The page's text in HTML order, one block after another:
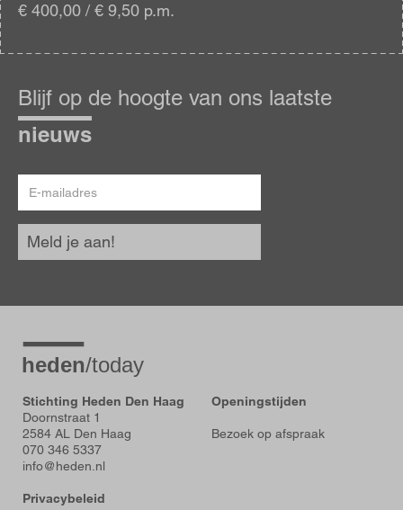
€ 400,00 / € 9,50 p.m.
op
de
hoogte
Blijf op de hoogte van ons laatste
nieuws
mailadres
Meld je aan!
Stichting Heden Den Haag
Doornstraat 1
2584 AL Den Haag
070 346 5337
info@heden.nl
Privacybeleid
Openingstijden
Bezoek op afspraak